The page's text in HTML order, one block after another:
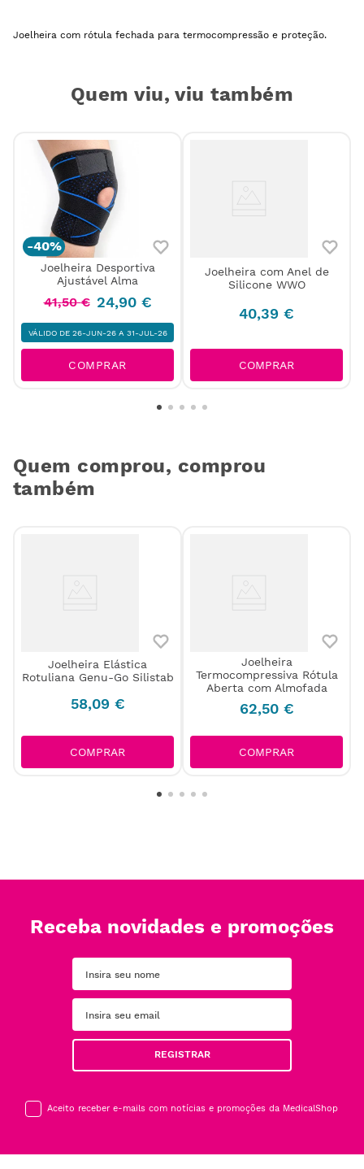
Joelheira com rótula fechada para termocompressão e proteção.
Quem viu, viu também
-40%
Joelheira Desportiva
Ajustável Alma
41,50 € 24,90 €
VÁLIDO DE 26-JUN-26 A 31-JUL-26
COMPRAR
Joelheira com Anel de
Silicone WWO
40,39 €
COMPRAR
Quem comprou, comprou
também
Joelheira Elástica
Rotuliana Genu-Go Silistab
58,09 €
COMPRAR
Joelheira
Termocompressiva Rótula
Aberta com Almofada
62,50 €
COMPRAR
Receba novidades e promoções
REGISTRAR
Aceito receber e-mails com notícias e promoções da MedicalShop